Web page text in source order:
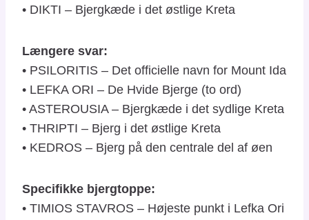
• DIKTI – Bjergkæde i det østlige Kreta
Længere svar:
• PSILORITIS – Det officielle navn for Mount Ida
• LEFKA ORI – De Hvide Bjerge (to ord)
• ASTEROUSIA – Bjergkæde i det sydlige Kreta
• THRIPTI – Bjerg i det østlige Kreta
• KEDROS – Bjerg på den centrale del af øen
Specifikke bjergtoppe:
• TIMIOS STAVROS – Højeste punkt i Lefka Ori